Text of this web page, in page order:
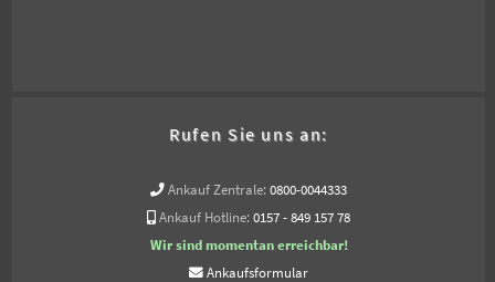
Rufen Sie uns an:
Ankauf Zentrale: 0800-0044333
Ankauf Hotline: 0157 - 849 157 78
Wir sind momentan erreichbar!
Ankaufsformular